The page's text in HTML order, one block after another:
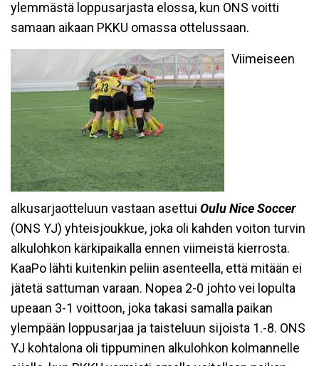
ylemmästä loppusarjasta elossa, kun ONS voitti
samaan aikaan PKKU omassa ottelussaan.
Viimeiseen
alkusarjaotteluun vastaan asettui Oulu Nice Soccer
(ONS YJ) yhteisjoukkue, joka oli kahden voiton turvin
alkulohkon kärkipaikalla ennen viimeistä kierrosta.
KaaPo lähti kuitenkin peliin asenteella, että mitään ei
jätetä sattuman varaan. Nopea 2-0 johto vei lopulta
upeaan 3-1 voittoon, joka takasi samalla paikan
ylempään loppusarjaa ja taisteluun sijoista 1.-8. ONS
YJ kohtalona oli tippuminen alkulohkon kolmannelle